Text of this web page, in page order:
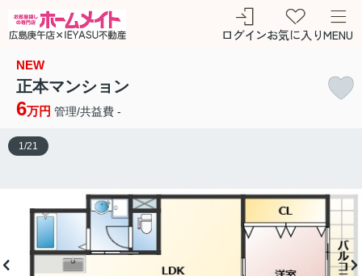
ログインお気に入りMENU
NEW
正本マンション
6万円 管理/共益費 -
1 /21